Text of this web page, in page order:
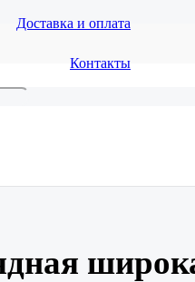
Доставка и оплата
Контакты
#2 SL-3679B-133